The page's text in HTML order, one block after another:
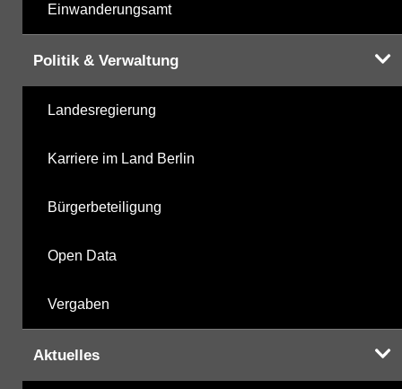
Einwanderungsamt
Politik & Verwaltung
Landesregierung
Karriere im Land Berlin
Bürgerbeteiligung
Open Data
Vergaben
Aktuelles